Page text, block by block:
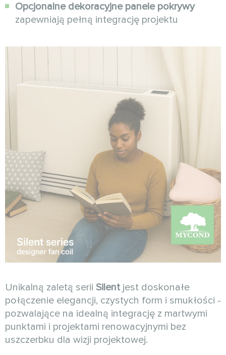
Opcjonalne dekoracyjne panele pokrywy
zapewniają pełną integrację projektu
Unikalną zaletą serii Silent jest doskonałe
połączenie elegancji, czystych form i smukłości -
pozwalające na idealną integrację z martwymi
punktami i projektami renowacyjnymi bez
uszczerbku dla wizji projektowej.